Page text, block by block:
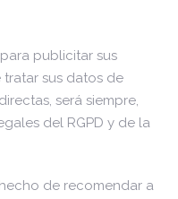
publicitar sus
sus datos de
será siempre,
del RGPD y de la
de recomendar a